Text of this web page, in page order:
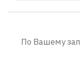
По Вашему